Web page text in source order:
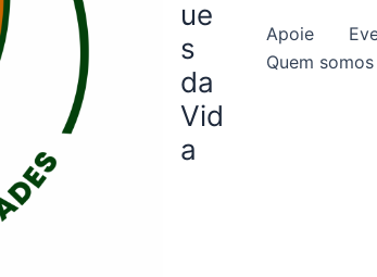
ue
s
da
Vid
a
Apoie
Quem somos